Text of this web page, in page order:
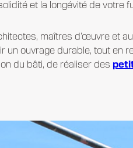
et la longévité de votre
maîtres d’œuvre et
un ouvrage durable, tout en
du bâti, de réaliser des